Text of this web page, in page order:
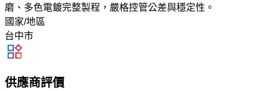
磨、多色電鍍完整製程，嚴格控管公差與穩定性。
國家/地區
台中市
供應商評價